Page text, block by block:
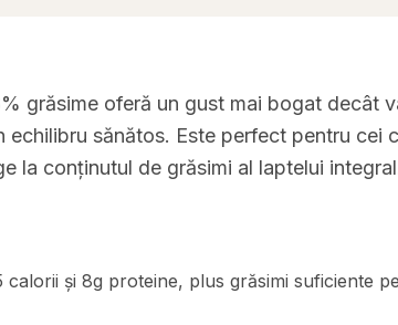
grăsime oferă un gust mai bogat decât
echilibru sănătos. Este perfect pentru cei
la conținutul de grăsimi al laptelui
calorii și 8g proteine, plus grăsimi suficiente